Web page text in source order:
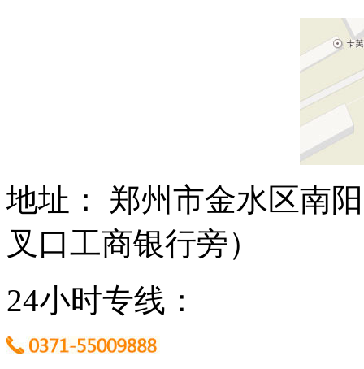
地址： 郑州市金水区南
叉口工商银行旁）
24小时专线：